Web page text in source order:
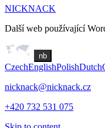
NICKNACK
Další web používající
nb
CzechEnglishPolishDutch
nicknack@nicknack.cz
+420 732 531 075